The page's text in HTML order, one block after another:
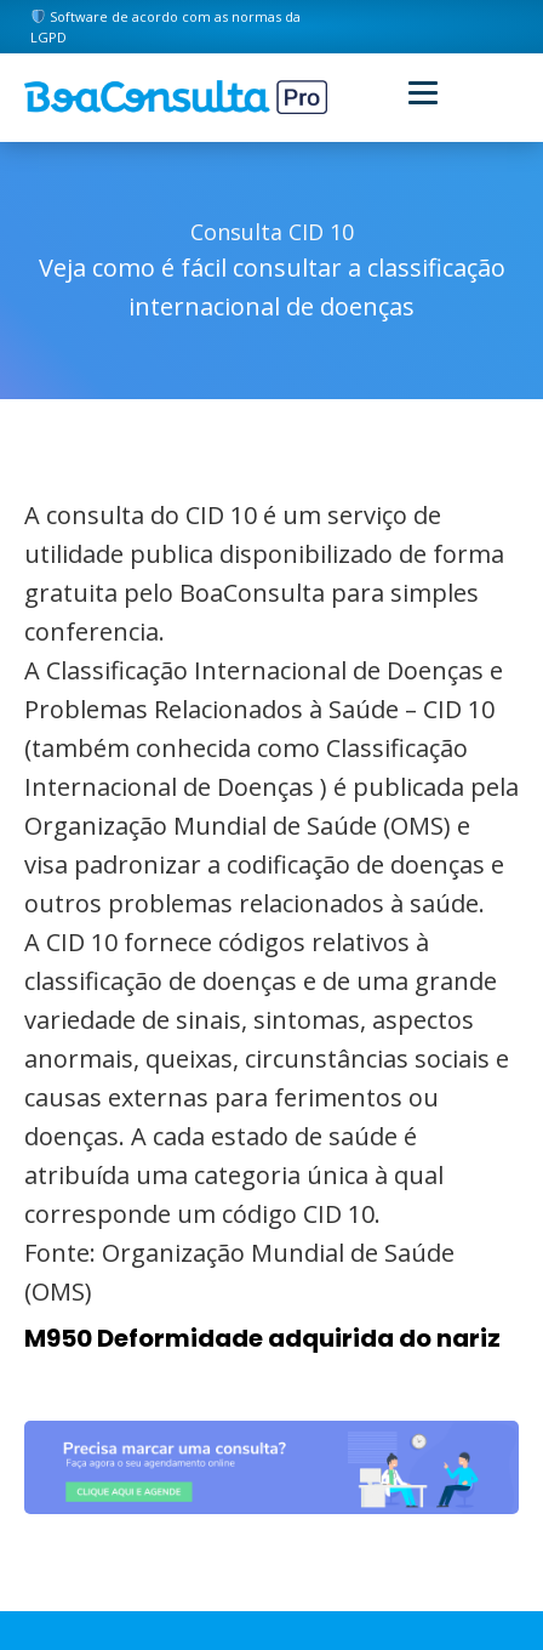
Software de acordo com as normas da
LGPD
Consulta CID 10
Veja como é fácil consultar a classificação
internacional de doenças
A consulta do CID 10 é um serviço de
utilidade publica disponibilizado de forma
gratuita pelo BoaConsulta para simples
conferencia.
A Classificação Internacional de Doenças e
Problemas Relacionados à Saúde – CID 10
(também conhecida como Classificação
Internacional de Doenças ) é publicada pela
Organização Mundial de Saúde (OMS) e
visa padronizar a codificação de doenças e
outros problemas relacionados à saúde.
A CID 10 fornece códigos relativos à
classificação de doenças e de uma grande
variedade de sinais, sintomas, aspectos
anormais, queixas, circunstâncias sociais e
causas externas para ferimentos ou
doenças. A cada estado de saúde é
atribuída uma categoria única à qual
corresponde um código CID 10.
Fonte: Organização Mundial de Saúde
(OMS)
M950 Deformidade adquirida do nariz